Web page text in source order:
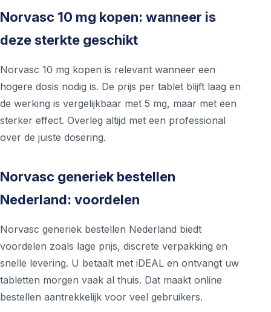
Norvasc 10 mg kopen: wanneer is
deze sterkte geschikt
Norvasc 10 mg kopen is relevant wanneer een
hogere dosis nodig is. De prijs per tablet blijft laag en
de werking is vergelijkbaar met 5 mg, maar met een
sterker effect. Overleg altijd met een professional
over de juiste dosering.
Norvasc generiek bestellen
Nederland: voordelen
Norvasc generiek bestellen Nederland biedt
voordelen zoals lage prijs, discrete verpakking en
snelle levering. U betaalt met iDEAL en ontvangt uw
tabletten morgen vaak al thuis. Dat maakt online
bestellen aantrekkelijk voor veel gebruikers.